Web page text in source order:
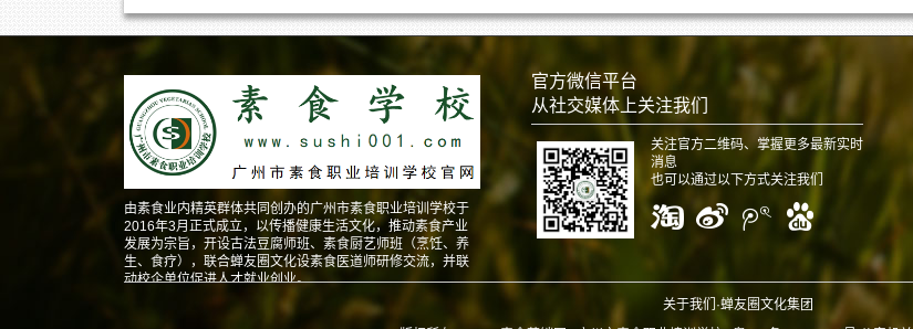
由素食业内精英群体共同创办的广州市素食职业培训学校于
2016年3月正式成立，以传播健康生活文化，推动素食产业
发展为宗旨，开设古法豆腐师班、素食厨艺师班（烹饪、养
生、食疗），联合蝉友圈文化设素食医道师研修交流，并联
动校企单位促进人才就业创业。
官方微信平台
从社交媒体上关注我们
关注官方二维码、掌握更多最新实时
消息
也可以通过以下方式关注我们
关于我们·蝉友圈文化集团